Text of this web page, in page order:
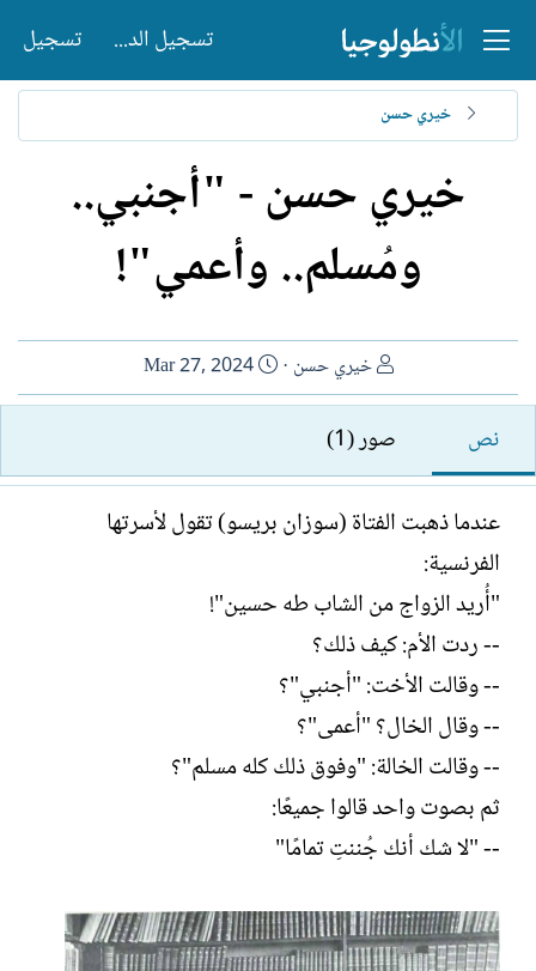
تسجيل الدخول تسجيل
خيري حسن
خيري حسن - "أجنبي..
ومُسلم.. وأعمي"!
ا
ل
ا
ت
ب
خيري حسن
ت
ا
خ
ل
ش
Mar 27, 2024
نص صور (1)
عندما ذهبت الفتاة (سوزان بريسو) تقول لأسرتها
الفرنسية:
"أُريد الزواج من الشاب طه حسين"!
-- ردت الأم: كيف ذلك؟
-- وقالت الأخت: "أجنبي"؟
-- وقال الخال؟ "أعمى"؟
-- وقالت الخالة: "وفوق ذلك كله مسلم"؟
ثم بصوت واحد قالوا جميعًا:
-- "لا شك أنك جُننتِ تمامًا"